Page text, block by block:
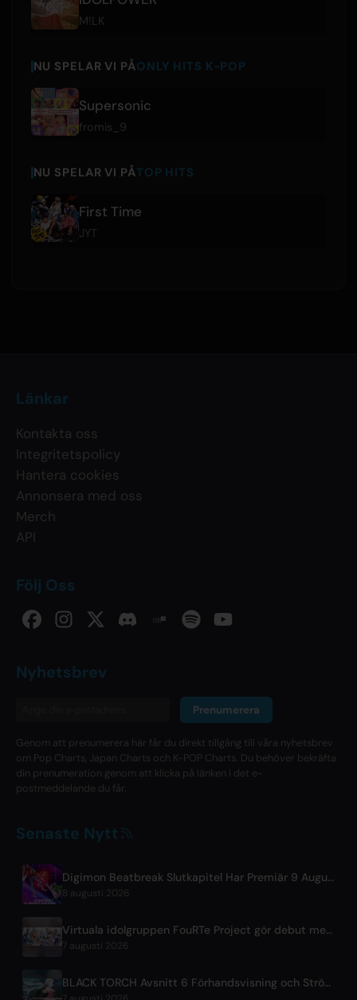
M!LK
NU SPELAR VI PÅONLY HITS K-POP
Supersonic
fromis_9
NU SPELAR VI PÅTOP HITS
First Time
JYT
Länkar
Kontakta oss
Integritetspolicy
Hantera cookies
Annonsera med oss
Merch
API
Följ Oss
Nyhetsbrev
Prenumerera
Genom att prenumerera här får du direkt tillgång till våra nyhetsbrev
om Pop Charts, Japan Charts och K-POP Charts. Du behöver bekräfta
din prenumeration genom att klicka på länken i det e-
postmeddelande du får.
Senaste Nytt
Digimon Beatbreak Slutkapitel Har Premiär 9 Augusti, Gratis Episodpaket på YouTube
8 augusti 2026
Virtuala idolgruppen FouRTe Project gör debut med albumet 'ALL IN' producerat av m-flos ☆Taku Takahashi
7 augusti 2026
BLACK TORCH Avsnitt 6 Förhandsvisning och Strömmningsinformation